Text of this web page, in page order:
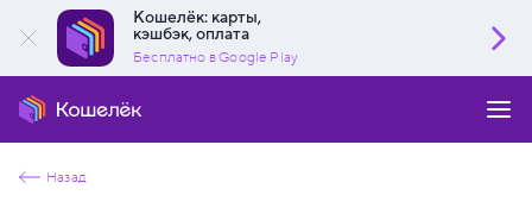
Кошелёк: карты,
кэшбэк, оплата
Бесплатно в Google Play
Назад